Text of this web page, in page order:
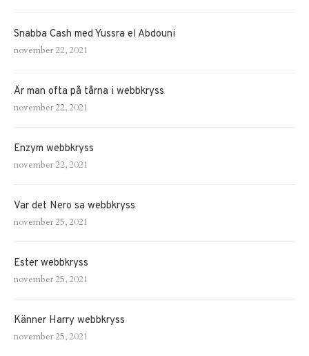
Snabba Cash med Yussra el Abdouni
november 22, 2021
Är man ofta på tårna i webbkryss
november 22, 2021
Enzym webbkryss
november 22, 2021
Var det Nero sa webbkryss
november 25, 2021
Ester webbkryss
november 25, 2021
Känner Harry webbkryss
november 25, 2021